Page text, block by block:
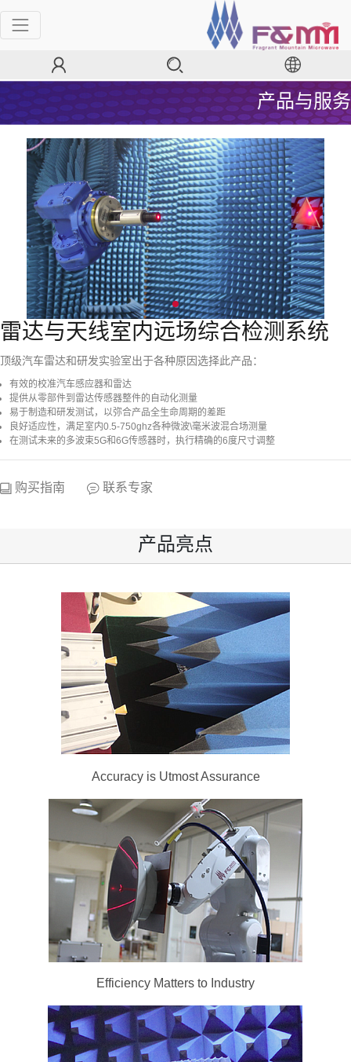
产品与服务
雷达与天线室内远场综合检测系统
顶级汽车雷达和研发实验室出于各种原因选择此产品：
有效的校准汽车感应器和雷达
提供从零部件到雷达传感器整件的自动化测量
易于制造和研发测试，以弥合产品全生命周期的差距
良好适应性，满足室内0.5-750ghz各种微波\毫米波混合场测量
在测试未来的多波束5G和6G传感器时，执行精确的6度尺寸调整
购买指南 联系专家
产品亮点
Accuracy is Utmost Assurance
Efficiency Matters to Industry